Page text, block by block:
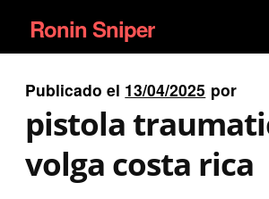
Ir
a
la
navegación
Ir
al
contenido
Ronin Sniper
EQUIPAMIENTO ÉLITE
PISTOLAS
Publicado el 13/04/2025 por
pistola
volga costa rica